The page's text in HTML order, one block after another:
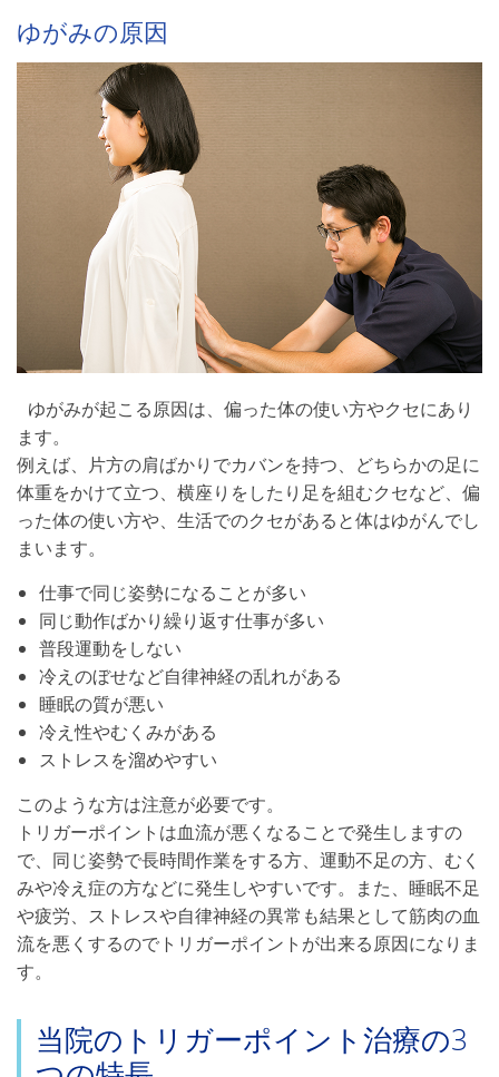
ゆがみの原因
ゆがみが起こる原因は、偏った体の使い方やクセにあり
ます。
例えば、片方の肩ばかりでカバンを持つ、どちらかの足に
体重をかけて立つ、横座りをしたり足を組むクセなど、偏
った体の使い方や、生活でのクセがあると体はゆがんでし
まいます。
仕事で同じ姿勢になることが多い
同じ動作ばかり繰り返す仕事が多い
普段運動をしない
冷えのぼせなど自律神経の乱れがある
睡眠の質が悪い
冷え性やむくみがある
ストレスを溜めやすい
このような方は注意が必要です。
トリガーポイントは血流が悪くなることで発生しますの
で、同じ姿勢で長時間作業をする方、運動不足の方、むく
みや冷え症の方などに発生しやすいです。また、睡眠不足
や疲労、ストレスや自律神経の異常も結果として筋肉の血
流を悪くするのでトリガーポイントが出来る原因になりま
す。
当院のトリガーポイント治療の3